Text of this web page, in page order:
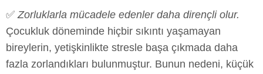
✅Zorluklarla mücadele edenler daha dirençli olur.
Çocukluk döneminde hiçbir sıkıntı yaşamayan
bireylerin, yetişkinlikte stresle başa çıkmada daha
fazla zorlandıkları bulunmuştur. Bunun nedeni, küçük